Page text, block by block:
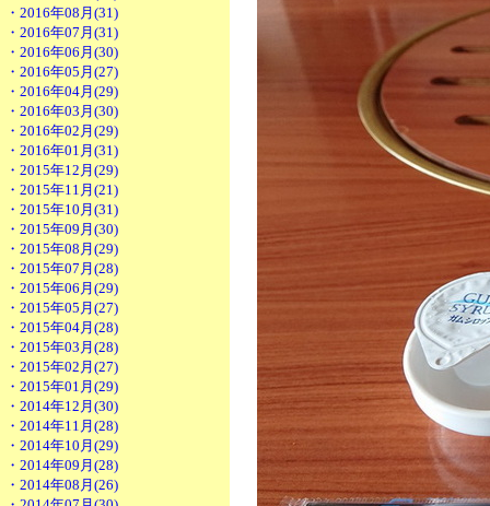
・2016年08月(31)
・2016年07月(31)
・2016年06月(30)
・2016年05月(27)
・2016年04月(29)
・2016年03月(30)
・2016年02月(29)
・2016年01月(31)
・2015年12月(29)
・2015年11月(21)
・2015年10月(31)
・2015年09月(30)
・2015年08月(29)
・2015年07月(28)
・2015年06月(29)
・2015年05月(27)
・2015年04月(28)
・2015年03月(28)
・2015年02月(27)
・2015年01月(29)
・2014年12月(30)
・2014年11月(28)
・2014年10月(29)
・2014年09月(28)
・2014年08月(26)